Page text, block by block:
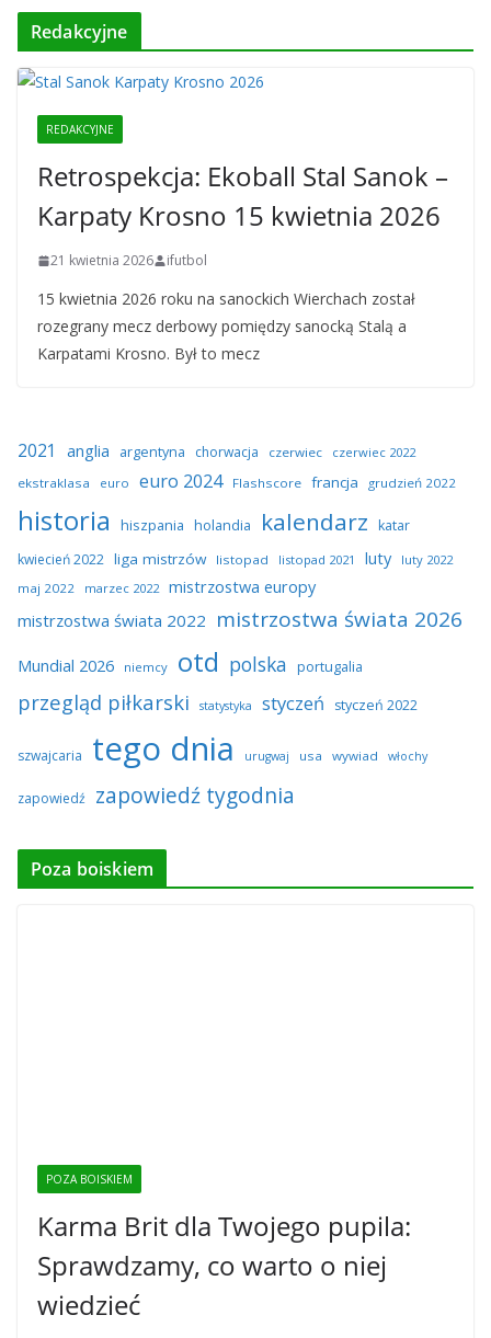
Redakcyjne
REDAKCYJNE
Retrospekcja: Ekoball Stal Sanok –
Karpaty Krosno 15 kwietnia 2026
21 kwietnia 2026 ifutbol
15 kwietnia 2026 roku na sanockich Wierchach został
rozegrany mecz derbowy pomiędzy sanocką Stalą a
Karpatami Krosno. Był to mecz
2021 anglia argentyna chorwacja czerwiec
czerwiec 2022
ekstraklasa
euro euro 2024 Flashscore francja grudzień 2022
historia hiszpania holandia kalendarz katar
kwiecień 2022 liga mistrzów listopad listopad 2021 luty
luty 2022
maj 2022
marzec 2022 mistrzostwa europy
mistrzostwa świata 2022 mistrzostwa świata 2026
Mundial 2026 niemcy otd polska portugalia
przegląd piłkarski statystyka styczeń styczeń 2022
szwajcaria tego dnia urugwaj usa wywiad włochy
zapowiedź zapowiedź tygodnia
Poza boiskiem
POZA BOISKIEM
Karma Brit dla Twojego pupila:
Sprawdzamy, co warto o niej
wiedzieć